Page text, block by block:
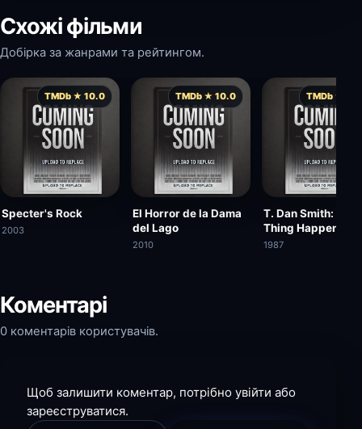
Схожі фільми
Добірка за жанрами та рейтингом.
TMDb ★ 10.0
Specter's Rock
2003
TMDb ★ 10.0
El Horror de la Dama
del Lago
2010
TMDb ★
T. Dan Smith: A
Thing Happened
the Way to Utopia
1987
Коментарі
0 коментарів користувачів.
Щоб залишити коментар, потрібно увійти або
зареєструватися.